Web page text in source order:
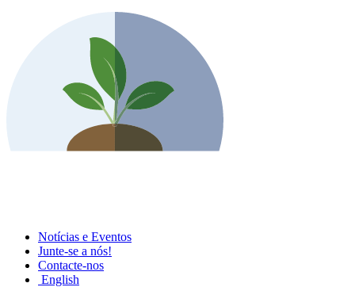
Notícias e Eventos
Junte-se a nós!
Contacte-nos
English